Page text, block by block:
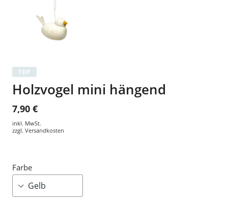
TOP
Holzvogel mini hängend
7,90 €
inkl. MwSt.
zzgl. Versandkosten
Farbe